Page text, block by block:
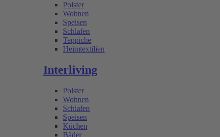
Polster
Wohnen
Speisen
Schlafen
Teppiche
Heimtextilien
Interliving
Polster
Wohnen
Schlafen
Speisen
Küchen
Bäder